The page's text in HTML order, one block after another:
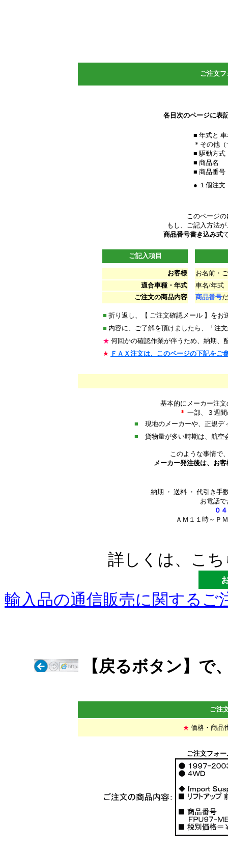
ご注文
各目次のページに表
■ 年式と
＊その他
■ 駆動方式
■ 商品名
■ 商品番号
● １個注文
このページ
もし、ご記入方法
商品番号書き込み式
ご記入項目
お客様
お名前・
適合車種・年式
車名/年式
ご注文の商品内容
商品番号
■ 折り返し、【 ご注文確認メール 】を
■ 内容に、ご了解を頂けましたら、「注
★ 何回かの確認作業が伴うため、納期、
★ ＦＡＸ注文は、このページの下記をご
基本的にメーカー注
＊ 一部、３週
■ 現地のメーカーや、正規デ
■ 貨物量が多い時期は、航空
このような事情で
メーカー発注後は、お
納期 ・ 送料 ・ 代引き手
お電話
０
ＡＭ１１時～Ｐ
詳しくは、こ
輸入品の通信販売に関する
【戻るボタン】で
ご注
★ 価格・商品
ご注文フォ